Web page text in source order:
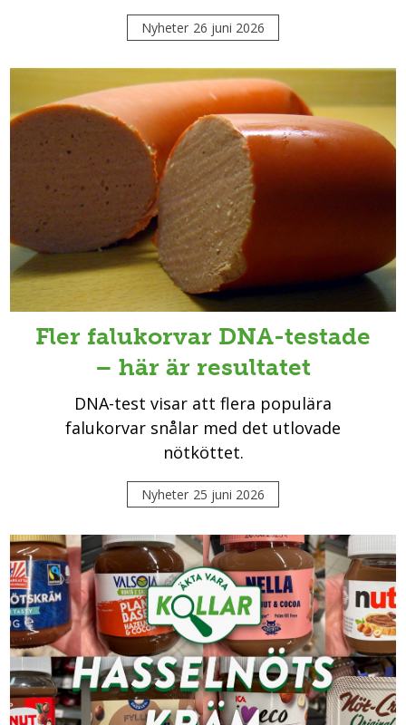
Nyheter 26 juni 2026
Fler falukorvar DNA-testade
– här är resultatet
DNA-test visar att flera populära
falukorvar snålar med det utlovade
nötköttet.
Nyheter 25 juni 2026